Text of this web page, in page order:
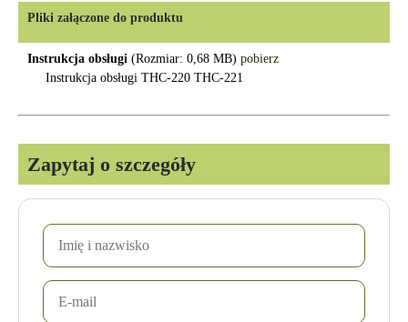
Pliki załączone do produktu
Instrukcja obsługi (Rozmiar: 0,68 MB) pobierz
Instrukcja obsługi THC-220 THC-221
Zapytaj o szczegóły